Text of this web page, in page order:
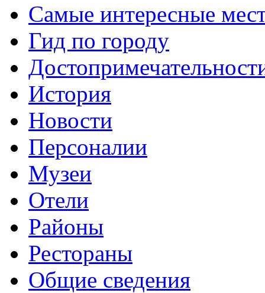
Самые интересные
Гид по городу
История
Новости
Персоналии
Музеи
Отели
Районы
Рестораны
Общие сведения